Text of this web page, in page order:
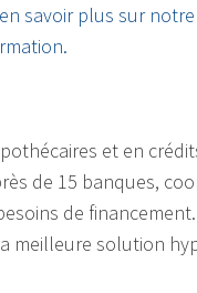
savoir plus sur
et en
de 15 banques,
de
meilleure solution